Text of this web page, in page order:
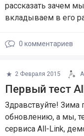
рассказать зачем
вкладываем в его
0 комментариев
2 Февраля 2015
Первый тест
Здравствуйте! Зима
обновлению, а мы,
сервиса All-Link,